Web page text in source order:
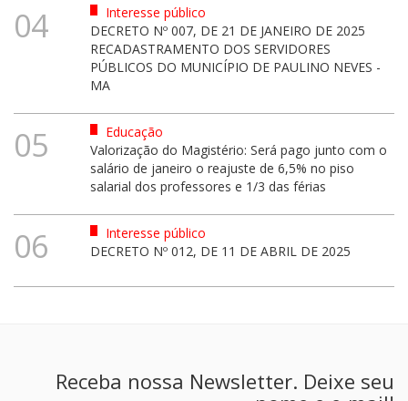
04
Interesse público
DECRETO Nº 007, DE 21 DE JANEIRO DE 2025
RECADASTRAMENTO DOS SERVIDORES
PÚBLICOS DO MUNICÍPIO DE PAULINO NEVES -
MA
05
Educação
Valorização do Magistério: Será pago junto com o
salário de janeiro o reajuste de 6,5% no piso
salarial dos professores e 1/3 das férias
06
Interesse público
DECRETO Nº 012, DE 11 DE ABRIL DE 2025
Receba nossa Newsletter. Deixe seu